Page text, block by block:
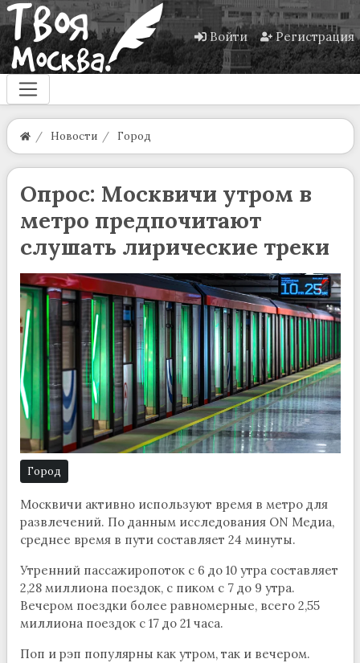
Войти Регистрация
Новости Город
Опрос: Москвичи утром в
метро предпочитают
слушать лирические треки
Город
Москвичи активно используют время в метро для
развлечений. По данным исследования ON Медиа,
среднее время в пути составляет 24 минуты.
Утренний пассажиропоток с 6 до 10 утра составляет
2,28 миллиона поездок, с пиком с 7 до 9 утра.
Вечером поездки более равномерные, всего 2,55
миллиона поездок с 17 до 21 часа.
Поп и рэп популярны как утром, так и вечером.